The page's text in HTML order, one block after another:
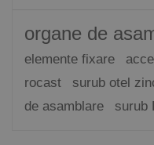
organe de
elemente fixare
rocast
surub otel
de asamblare
surub